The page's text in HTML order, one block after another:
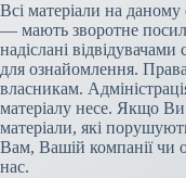
Всі матеріали на даному
— мають зворотне
надіслані
для ознайомлення.
власникам.
матеріалу несе. Якщо
матеріали, які
Вам, Вашій компанії чи
нас.